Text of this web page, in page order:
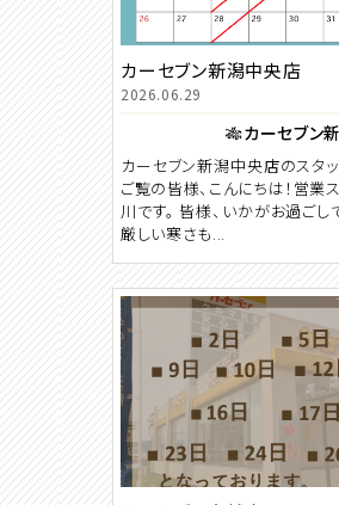
カーセブン新潟中央店
2026.06.29
カーセブン新潟中央店のスタ
ご覧の皆様、こんにちは！営業
川です。 皆様、いかがお過ごし
厳しい寒さも...